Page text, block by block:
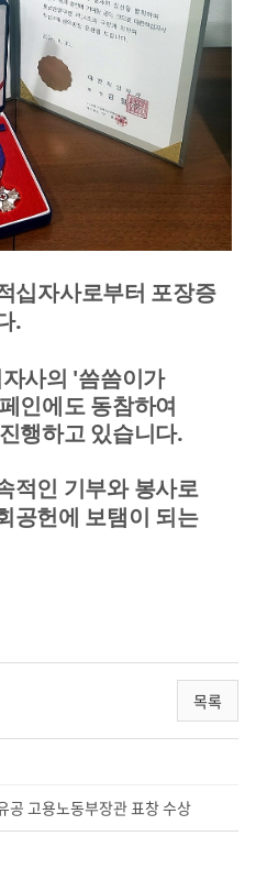
십자사로부터 포장증
.
사의 '씀씀이가
인에도 동참하여
행하고 있습니다.
적인 기부와 봉사로
공헌에 보탬이 되는
목록
공 고용노동부장관 표창 수상